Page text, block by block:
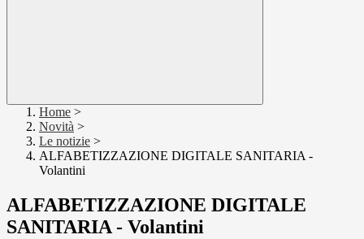
Home >
Novità >
Le notizie >
ALFABETIZZAZIONE DIGITALE SANITARIA -
Volantini
ALFABETIZZAZIONE DIGITALE
SANITARIA - Volantini